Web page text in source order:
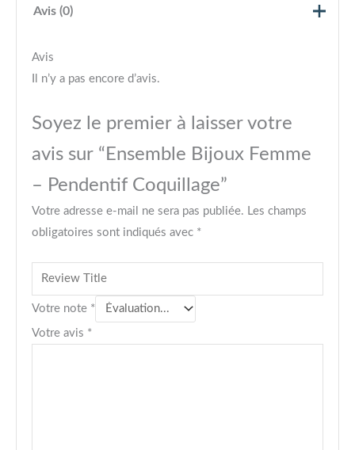
Avis (0)
Avis
Il n’y a pas encore d’avis.
Soyez le premier à laisser votre
avis sur “Ensemble Bijoux Femme
– Pendentif Coquillage”
Votre adresse e-mail ne sera pas publiée. Les champs
obligatoires sont indiqués avec *
Votre note *
Votre avis *